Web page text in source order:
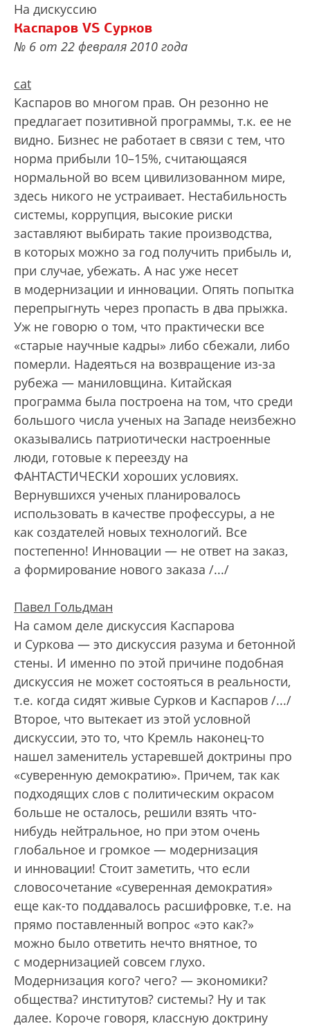
На дискуссию
Каспаров VS Сурков
№ 6 от 22 февраля 2010 года
cat
Каспаров во многом прав. Он резонно не
предлагает позитивной программы, т.к. ее не
видно. Бизнес не работает в связи с тем, что
норма прибыли 10–15%, считающаяся
нормальной во всем цивилизованном мире,
здесь никого не устраивает. Нестабильность
системы, коррупция, высокие риски
заставляют выбирать такие производства,
в которых можно за год получить прибыль и,
при случае, убежать. А нас уже несет
в модернизации и инновации. Опять попытка
перепрыгнуть через пропасть в два прыжка.
Уж не говорю о том, что практически все
«старые научные кадры» либо сбежали, либо
померли. Надеяться на возвращение из-за
рубежа — маниловщина. Китайская
программа была построена на том, что среди
большого числа ученых на Западе неизбежно
оказывались патриотически настроенные
люди, готовые к переезду на
ФАНТАСТИЧЕСКИ хороших условиях.
Вернувшихся ученых планировалось
использовать в качестве профессуры, а не
как создателей новых технологий. Все
постепенно! Инновации — не ответ на заказ,
а формирование нового заказа /.../
Павел Гольдман
На самом деле дискуссия Каспарова
и Суркова — это дискуссия разума и бетонной
стены. И именно по этой причине подобная
дискуссия не может состояться в реальности,
т.е. когда сидят живые Сурков и Каспаров /.../
Второе, что вытекает из этой условной
дискуссии, это то, что Кремль наконец-то
нашел заменитель устаревшей доктрины про
«суверенную демократию». Причем, так как
подходящих слов с политическим окрасом
больше не осталось, решили взять что-
нибудь нейтральное, но при этом очень
глобальное и громкое — модернизация
и инновации! Стоит заметить, что если
словосочетание «суверенная демократия»
еще как-то поддавалось расшифровке, т.е. на
прямо поставленный вопрос «это как?»
можно было ответить нечто внятное, то
с модернизацией совсем глухо.
Модернизация кого? чего? — экономики?
общества? институтов? системы? Ну и так
далее. Короче говоря, классную доктрину